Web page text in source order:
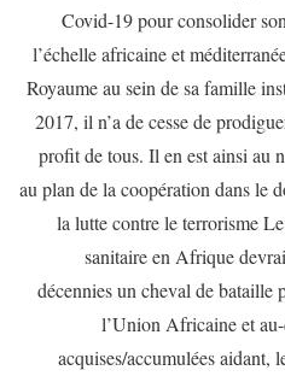
Covid-19 pour consolider
l’échelle africaine et
Royaume au sein de sa famille
2017, il n’a de cesse de
profit de tous. Il en est ainsi au
au plan de la coopération dans le
la lutte contre le terrorisme
sanitaire en Afrique
décennies un cheval de bataille
l’Union Africaine et au-
acquises/accumulées aidant,